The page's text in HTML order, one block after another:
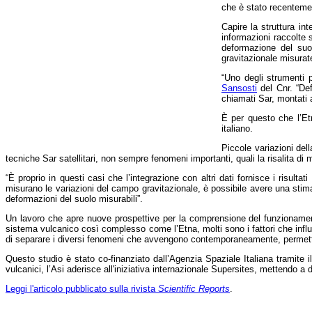
che è stato
Capire la struttura
informazioni raccolte
deformazione del
gravitazionale
“Uno degli strumenti
Sansosti del Cnr.
chiamati Sar, montati
È per questo che
italiano.
Piccole variazioni
tecniche Sar satellitari, non sempre fenomeni importanti, quali la risalita
“È proprio in questi casi che l’integrazione con altri dati fornisce i
misurano le variazioni del campo gravitazionale, è possibile avere una
deformazioni del suolo misurabili”.
Un lavoro che apre nuove prospettive per la comprensione del
sistema vulcanico così complesso come l’Etna, molti sono i fattori che
di separare i diversi fenomeni che avvengono contemporaneamente,
Questo studio è stato co-finanziato dall’Agenzia Spaziale Italiana tramite
vulcanici, l’Asi aderisce all'iniziativa internazionale Supersites, mettendo
Leggi l'articolo pubblicato sulla rivista Scientific Reports